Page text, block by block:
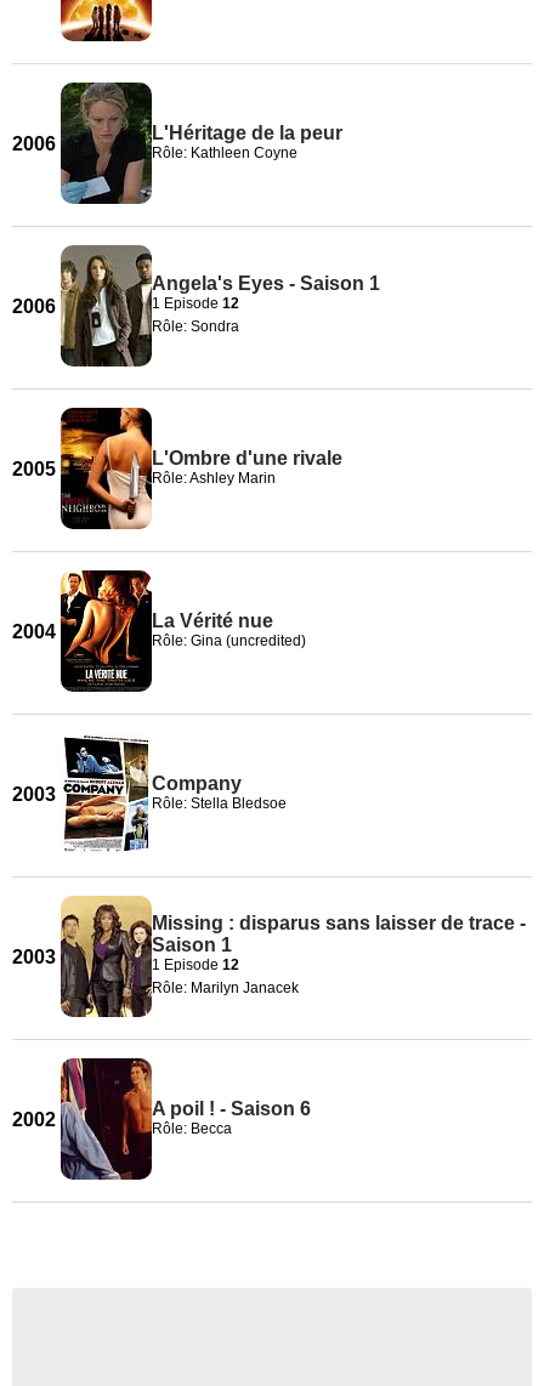
2006
L'Héritage de la peur
Rôle: Kathleen Coyne
2006
Angela's Eyes - Saison 1
1 Episode 12
Rôle: Sondra
2005
L'Ombre d'une rivale
Rôle: Ashley Marin
2004
La Vérité nue
Rôle: Gina (uncredited)
2003
Company
Rôle: Stella Bledsoe
2003
Missing : disparus sans laisser de trace -
Saison 1
1 Episode 12
Rôle: Marilyn Janacek
2002
A poil ! - Saison 6
Rôle: Becca